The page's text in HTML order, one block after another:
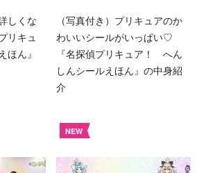
しくな
リキュ
ん』
（写真付き）プリキュアのか
わいいシールがいっぱい♡
『名探偵プリキュア！ へん
しんシールえほん』の中身紹
介
NEW